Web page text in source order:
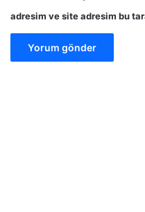
adresim ve site adresim bu